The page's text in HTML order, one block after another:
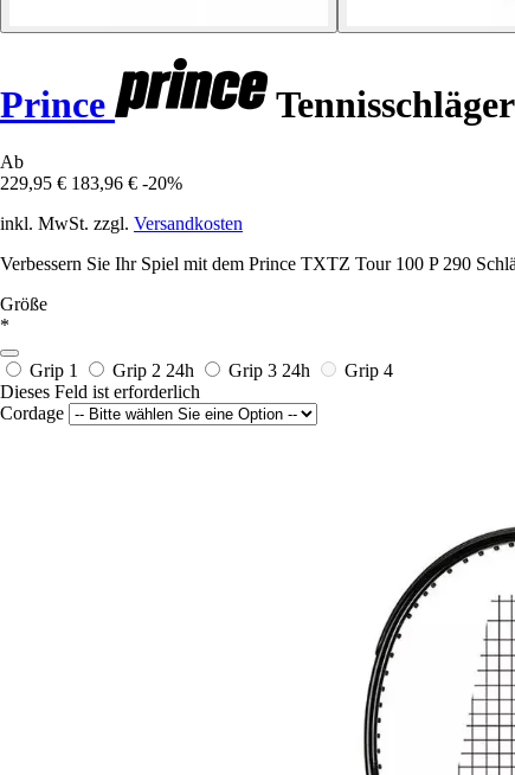
Prince
Ab
229,95 € 183,96 € -20%
inkl. MwSt. zzgl. Versandkosten
Verbessern Sie Ihr Spiel mit dem Prince TXTZ Tour 100 P 290
Größe
*
Grip 1 Grip 2 24h Grip 3 24h
Grip 4
Dieses Feld ist erforderlich
Cordage